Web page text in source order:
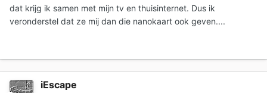
Wellicht interessant: Back-up maken.
dat krijg ik samen met mijn tv en thuisinternet. Dus ik
veronderstel dat ze mij dan die nanokaart ook geven....
iEscape